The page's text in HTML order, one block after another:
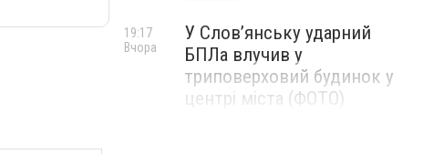
У Слов’янську ударний
БПЛа влучив у
триповерховий будинок у
центрі міста (ФОТО)
19:17
Вчора